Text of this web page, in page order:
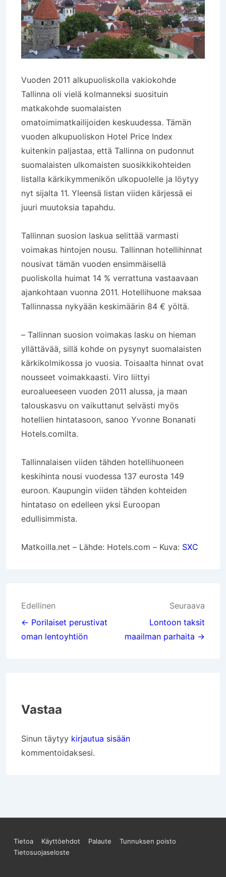
Vuoden 2011 alkupuoliskolla vakiokohde
Tallinna oli vielä kolmanneksi suosituin
matkakohde suomalaisten
omatoimimatkailijoiden keskuudessa. Tämän
vuoden alkupuoliskon Hotel Price Index
kuitenkin paljastaa, että Tallinna on pudonnut
suomalaisten ulkomaisten suosikkikohteiden
listalla kärkikymmenikön ulkopuolelle ja löytyy
nyt sijalta 11. Yleensä listan viiden kärjessä ei
juuri muutoksia tapahdu.
Tallinnan suosion laskua selittää varmasti
voimakas hintojen nousu. Tallinnan hotellihinnat
nousivat tämän vuoden ensimmäisellä
puoliskolla huimat 14 % verrattuna vastaavaan
ajankohtaan vuonna 2011. Hotellihuone maksaa
Tallinnassa nykyään keskimäärin 84 € yöltä.
– Tallinnan suosion voimakas lasku on hieman
yllättävää, sillä kohde on pysynyt suomalaisten
kärkikolmikossa jo vuosia. Toisaalta hinnat ovat
nousseet voimakkaasti. Viro liittyi
euroalueeseen vuoden 2011 alussa, ja maan
talouskasvu on vaikuttanut selvästi myös
hotellien hintatasoon, sanoo Yvonne Bonanati
Hotels.comilta.
Tallinnalaisen viiden tähden hotellihuoneen
keskihinta nousi vuodessa 137 eurosta 149
euroon. Kaupungin viiden tähden kohteiden
hintataso on edelleen yksi Euroopan
edullisimmista.
Matkoilla.net – Lähde: Hotels.com – Kuva: SXC
Artikkelien
selaus
Edellinen
← Porilaiset perustivat
oman lentoyhtiön
Seuraava
Lontoon taksit
maailman parhaita →
Vastaa
Sinun täytyy kirjautua sisään
kommentoidaksesi.
Sivun
Tietoa Käyttöehdot Palaute
Tunnuksen poisto
Tietosuojaseloste